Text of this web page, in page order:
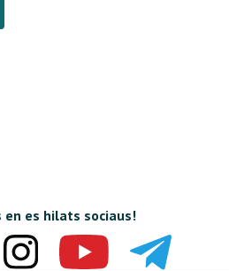
en es hilats sociaus!